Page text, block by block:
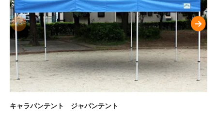
キャラバンテント ジャパンテント